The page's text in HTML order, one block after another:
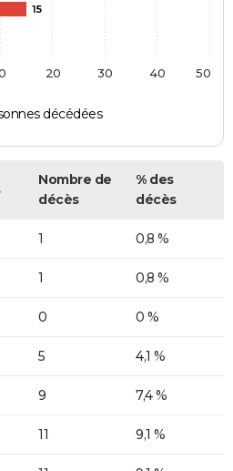
15
décédées
20 30 40 50
Nombre de
décès
% des
décès
1 0,8 %
1 0,8 %
0 0 %
5 4,1 %
9 7,4 %
11 9,1 %